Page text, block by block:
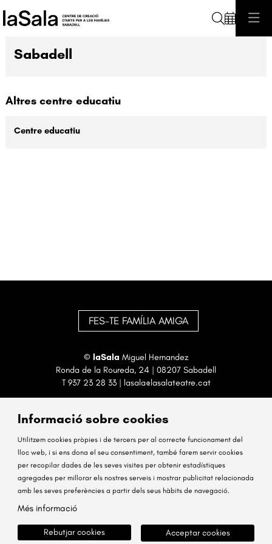
Sabadell
Altres centre educatiu
Centre educatiu
FES-TE FAMÍLIA AMIGA
© laSala Miguel Hernandez
Ronda de la Roureda, 24 | 08207 Sabadell
T 937 23 28 33| lasala@lasalateatre.cat
Sitemap Avís Legal Ús de Cookies Contactar
Link a instagram
Link a facebook
Informació sobre cookies
Utilitzem cookies pròpies i de tercers per al correcte funcionament del
lloc web, i si ens dona el seu consentiment, també farem servir cookies
per recopilar dades de les seves visites per obtenir estadístiques
agregades per millorar els nostres serveis i mostrar publicitat relacionada
amb les seves preferències a partir dels seus hàbits de navegació.
Més informació
Acceptar cookies
Rebutjar cookies